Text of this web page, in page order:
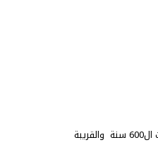
لكل عشاق الأصالة والأماكن العتيقة الممزوجة بعبق التاريخ والضاربة في القدم هذا هو المكان المناسب لكم لاكتشاف شجرة معمرة ذات ال600 سنة والقريبة